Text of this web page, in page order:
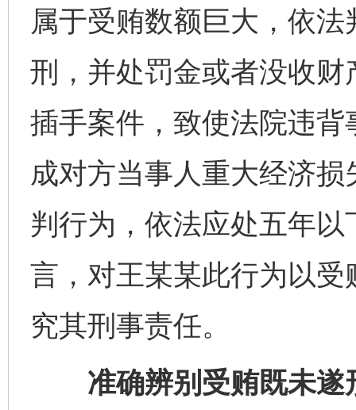
属于受贿数额巨大，依
刑，并处罚金或者没收
插手案件，致使法院违
成对方当事人重大经济
判行为，依法应处五年
言，对王某某此行为以
究其刑事责任。
准确辨别受贿既未遂